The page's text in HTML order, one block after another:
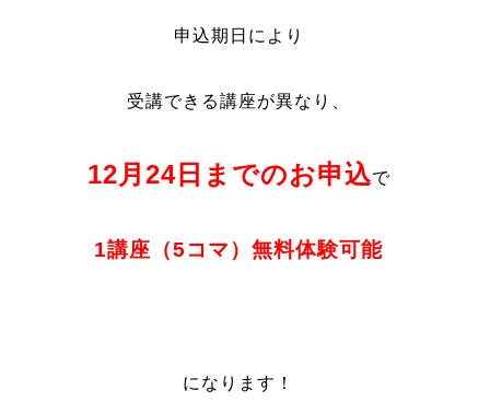
申込期日により
受講できる講座が異なり、
12月24日までのお申込で
1講座（5コマ）無料体験可能
になります！